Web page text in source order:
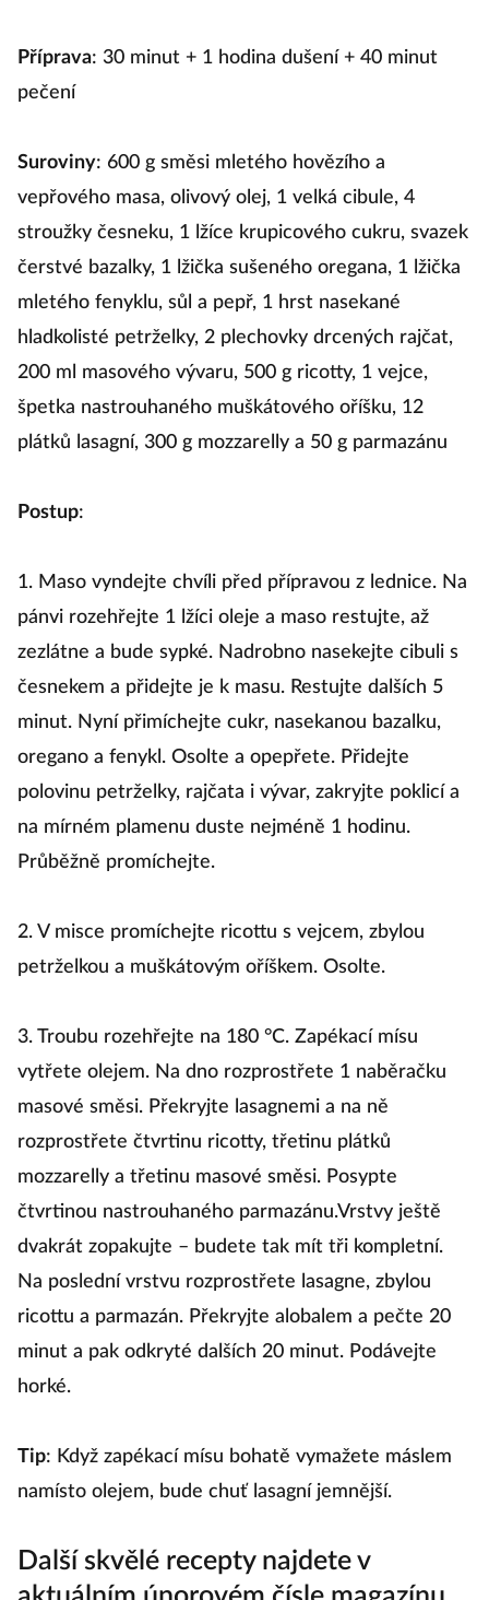
Příprava: 30 minut + 1 hodina dušení + 40 minut
pečení
Suroviny: 600 g směsi mletého hovězího a
vepřového masa, olivový olej, 1 velká cibule, 4
stroužky česneku, 1 lžíce krupicového cukru, svazek
čerstvé bazalky, 1 lžička sušeného oregana, 1 lžička
mletého fenyklu, sůl a pepř, 1 hrst nasekané
hladkolisté petrželky, 2 plechovky drcených rajčat,
200 ml masového vývaru, 500 g ricotty, 1 vejce,
špetka nastrouhaného muškátového oříšku, 12
plátků lasagní, 300 g mozzarelly a 50 g parmazánu
Postup:
1. Maso vyndejte chvíli před přípravou z lednice. Na
pánvi rozehřejte 1 lžíci oleje a maso restujte, až
zezlátne a bude sypké. Nadrobno nasekejte cibuli s
česnekem a přidejte je k masu. Restujte dalších 5
minut. Nyní přimíchejte cukr, nasekanou bazalku,
oregano a fenykl. Osolte a opepřete. Přidejte
polovinu petrželky, rajčata i vývar, zakryjte poklicí a
na mírném plamenu duste nejméně 1 hodinu.
Průběžně promíchejte.
2. V misce promíchejte ricottu s vejcem, zbylou
petrželkou a muškátovým oříškem. Osolte.
3. Troubu rozehřejte na 180 °C. Zapékací mísu
vytřete olejem. Na dno rozprostřete 1 naběračku
masové směsi. Překryjte lasagnemi a na ně
rozprostřete čtvrtinu ricotty, třetinu plátků
mozzarelly a třetinu masové směsi. Posypte
čtvrtinou nastrouhaného parmazánu.Vrstvy ještě
dvakrát zopakujte – budete tak mít tři kompletní.
Na poslední vrstvu rozprostřete lasagne, zbylou
ricottu a parmazán. Překryjte alobalem a pečte 20
minut a pak odkryté dalších 20 minut. Podávejte
horké.
Tip: Když zapékací mísu bohatě vymažete máslem
namísto olejem, bude chuť lasagní jemnější.
Další skvělé recepty najdete v